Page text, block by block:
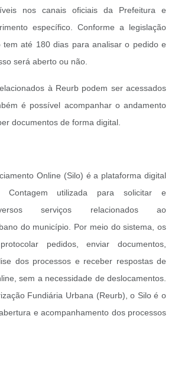
nos canais oficiais da Prefeitura e
específico. Conforme a legislação
tem até 180 dias para analisar o pedido e
será aberto ou não.
à Reurb podem ser acessados
é possível acompanhar o andamento
documentos de forma digital.
Online (Silo) é a plataforma digital
utilizada para solicitar e
serviços relacionados ao
do município. Por meio do sistema, os
pedidos, enviar documentos,
dos processos e receber respostas de
sem a necessidade de deslocamentos.
Fundiária Urbana (Reurb), o Silo é o
e acompanhamento dos processos